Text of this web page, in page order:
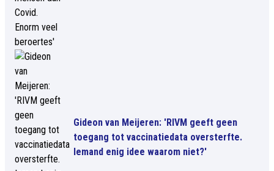
Gideon van Meijeren: 'RIVM geeft geen
toegang tot vaccinatiedata oversterfte.
Iemand enig idee waarom niet?'